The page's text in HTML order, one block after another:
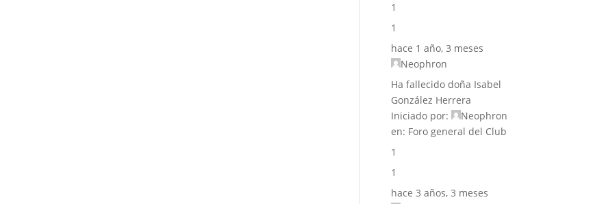
1
1
hace 1 año, 3 meses
Neophron
Ha fallecido doña Isabel
González Herrera
Iniciado por:
Neophron
en: Foro general del Club
1
1
hace 3 años, 3 meses